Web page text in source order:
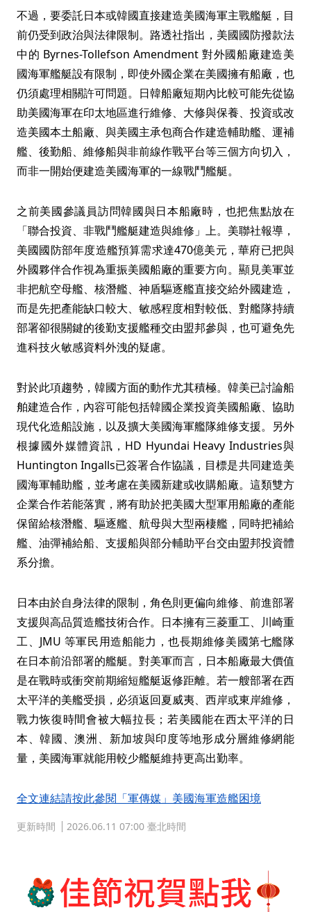
不過，要委託日本或韓國直接建造美國海軍主戰艦艇，目
前仍受到政治與法律限制。路透社指出，美國國防撥款法
中的 Byrnes-Tollefson Amendment 對外國船廠建造美
國海軍艦艇設有限制，即使外國企業在美國擁有船廠，也
仍須處理相關許可問題。日韓船廠短期內比較可能先從協
助美國海軍在印太地區進行維修、大修與保養、投資或改
造美國本土船廠、與美國主承包商合作建造輔助艦、運補
艦、後勤船、維修船與非前線作戰平台等三個方向切入，
而非一開始便建造美國海軍的一線戰鬥艦艇。
之前美國參議員訪問韓國與日本船廠時，也把焦點放在
「聯合投資、非戰鬥艦艇建造與維修」上。美聯社報導，
美國國防部年度造艦預算需求達470億美元，華府已把與
外國夥伴合作視為重振美國船廠的重要方向。顯見美軍並
非把航空母艦、核潛艦、神盾驅逐艦直接交給外國建造，
而是先把產能缺口較大、敏感程度相對較低、對艦隊持續
部署卻很關鍵的後勤支援艦種交由盟邦參與，也可避免先
進科技火敏感資料外洩的疑慮。
對於此項趨勢，韓國方面的動作尤其積極。韓美已討論船
舶建造合作，內容可能包括韓國企業投資美國船廠、協助
現代化造船設施，以及擴大美國海軍艦隊維修支援。另外
根據國外媒體資訊，HD Hyundai Heavy Industries與
Huntington Ingalls已簽署合作協議，目標是共同建造美
國海軍輔助艦，並考慮在美國新建或收購船廠。這類雙方
企業合作若能落實，將有助於把美國大型軍用船廠的產能
保留給核潛艦、驅逐艦、航母與大型兩棲艦，同時把補給
艦、油彈補給船、支援船與部分輔助平台交由盟邦投資體
系分擔。
日本由於自身法律的限制，角色則更偏向維修、前進部署
支援與高品質造艦技術合作。日本擁有三菱重工、川崎重
工、JMU 等軍民用造船能力，也長期維修美國第七艦隊
在日本前沿部署的艦艇。對美軍而言，日本船廠最大價值
是在戰時或衝突前期縮短艦艇返修距離。若一艘部署在西
太平洋的美艦受損，必須返回夏威夷、西岸或東岸維修，
戰力恢復時間會被大幅拉長；若美國能在西太平洋的日
本、韓國、澳洲、新加坡與印度等地形成分層維修網能
量，美國海軍就能用較少艦艇維持更高出勤率。
全文連結請按此參閱「軍傳媒」美國海軍造艦困境
更新時間 2026.06.11 07:00 臺北時間